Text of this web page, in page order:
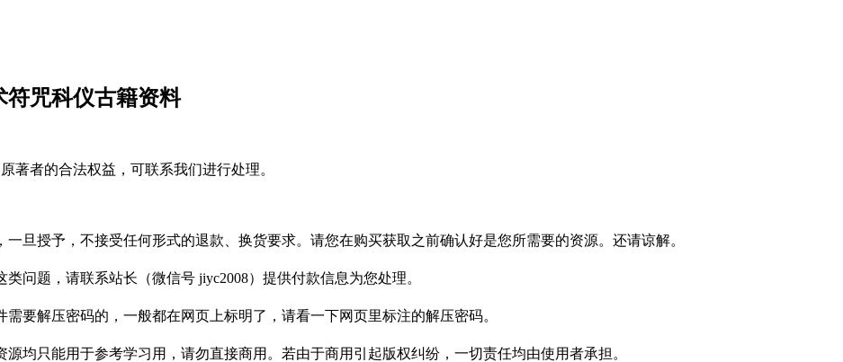
符咒科仪古籍资料
著者的合法权益，可联系我们进行处理。
旦授予，不接受任何形式的退款、换货要求。请您在购买获取之前确认好是您所需要的资源。还请谅解。
问题，请联系站长（微信号 jiyc2008）提供付款信息为您处理。
要解压密码的，一般都在网页上标明了，请看一下网页里标注的解压密码。
均只能用于参考学习用，请勿直接商用。若由于商用引起版权纠纷，一切责任均由使用者承担。